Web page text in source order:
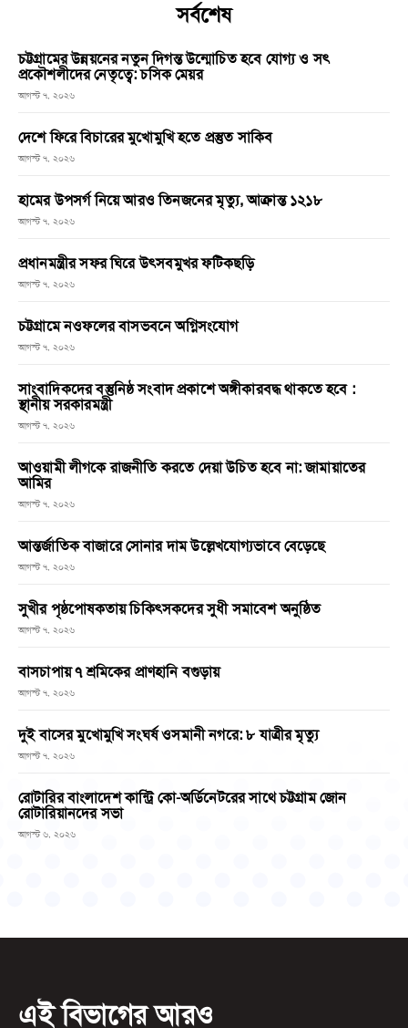
সর্বশেষ
চট্টগ্রামের উন্নয়নের নতুন দিগন্ত উন্মোচিত হবে যোগ্য ও সৎ
প্রকৌশলীদের নেতৃত্বে: চসিক মেয়র
আগস্ট ৭, ২০২৬
দেশে ফিরে বিচারের মুখোমুখি হতে প্রস্তুত সাকিব
আগস্ট ৭, ২০২৬
হামের উপসর্গ নিয়ে আরও তিনজনের মৃত্যু, আক্রান্ত ১২১৮
আগস্ট ৭, ২০২৬
প্রধানমন্ত্রীর সফর ঘিরে উৎসবমুখর ফটিকছড়ি
আগস্ট ৭, ২০২৬
চট্টগ্রামে নওফলের বাসভবনে অগ্নিসংযোগ
আগস্ট ৭, ২০২৬
সাংবাদিকদের বস্তুনিষ্ঠ সংবাদ প্রকাশে অঙ্গীকারবদ্ধ থাকতে হবে :
স্থানীয় সরকারমন্ত্রী
আগস্ট ৭, ২০২৬
আওয়ামী লীগকে রাজনীতি করতে দেয়া উচিত হবে না: জামায়াতের
আমির
আগস্ট ৭, ২০২৬
আন্তর্জাতিক বাজারে সোনার দাম উল্লেখযোগ্যভাবে বেড়েছে
আগস্ট ৭, ২০২৬
সুখীর পৃষ্ঠপোষকতায় চিকিৎসকদের সুধী সমাবেশ অনুষ্ঠিত
আগস্ট ৭, ২০২৬
বাসচাপায় ৭ শ্রমিকের প্রাণহানি বগুড়ায়
আগস্ট ৭, ২০২৬
দুই বাসের মুখোমুখি সংঘর্ষ ওসমানী নগরে: ৮ যাত্রীর মৃত্যু
আগস্ট ৭, ২০২৬
রোটারির বাংলাদেশ কান্ট্রি কো-অর্ডিনেটরের সাথে চট্টগ্রাম জোন
রোটারিয়ানদের সভা
আগস্ট ৬, ২০২৬
এই বিভাগের আরও